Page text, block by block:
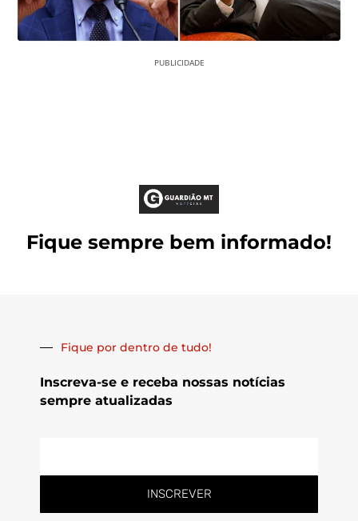
PUBLICIDADE
Fique sempre bem informado!
Fique por dentro de tudo!
Inscreva-se e receba nossas notícias
sempre atualizadas
INSCREVER